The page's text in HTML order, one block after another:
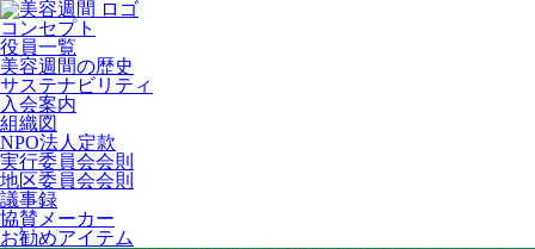
コンセプト
役員一覧
美容週間の歴史
サステナビリティ
入会案内
組織図
NPO法人定款
実行委員会会則
地区委員会会則
議事録
協賛メーカー
お勧めアイテム